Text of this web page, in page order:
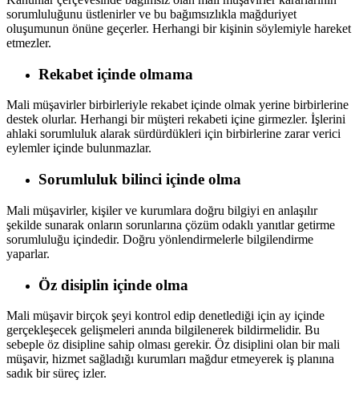
sorumluluğunu üstlenirler ve bu bağımsızlıkla mağduriyet
oluşumunun önüne geçerler. Herhangi bir kişinin söylemiyle hareket
etmezler.
Rekabet içinde olmama
Mali müşavirler birbirleriyle rekabet içinde olmak yerine birbirlerine
destek olurlar. Herhangi bir müşteri rekabeti içine girmezler. İşlerini
ahlaki sorumluluk alarak sürdürdükleri için birbirlerine zarar verici
eylemler içinde bulunmazlar.
Sorumluluk bilinci içinde olma
Mali müşavirler, kişiler ve kurumlara doğru bilgiyi en anlaşılır
şekilde sunarak onların sorunlarına çözüm odaklı yanıtlar getirme
sorumluluğu içindedir. Doğru yönlendirmelerle bilgilendirme
yaparlar.
Öz disiplin içinde olma
Mali müşavir birçok şeyi kontrol edip denetlediği için ay içinde
gerçekleşecek gelişmeleri anında bilgilenerek bildirmelidir. Bu
sebeple öz disipline sahip olması gerekir. Öz disiplini olan bir mali
müşavir, hizmet sağladığı kurumları mağdur etmeyerek iş planına
sadık bir süreç izler.